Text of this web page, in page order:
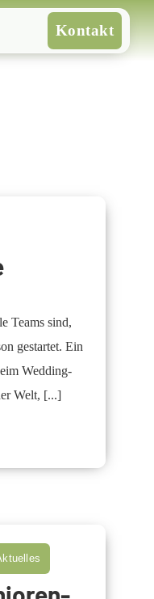
Kontakt
Teams sind,
gestartet. Ein
Wedding-
Welt, [...]